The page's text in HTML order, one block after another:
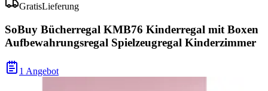
GratisLieferung
SoBuy Bücherregal KMB76 Kinderregal mit Boxen
Aufbewahrungsregal Spielzeugregal Kinderzimmer
1 Angebot